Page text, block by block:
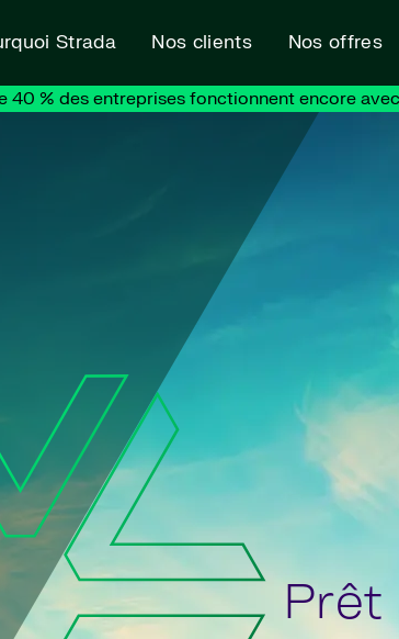
Strada Nos clients Nos offres
40 % des entreprises fonctionnent encore
Prêt